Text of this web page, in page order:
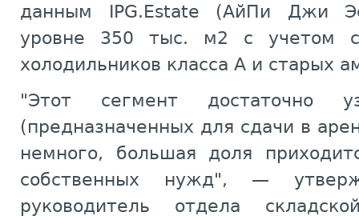
данным IPG.Estate (АйПи Джи
уровне 350 тыс. м2 с учетом
холодильников класса А и старых
"Этот сегмент достаточно
(предназначенных для сдачи в
немного, большая доля
собственных нужд", —
руководитель отдела